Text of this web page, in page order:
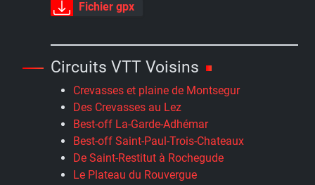
Fichier gpx
Circuits VTT Voisins
Crevasses et plaine de Montsegur
Des Crevasses au Lez
Best-off La-Garde-Adhémar
Best-off Saint-Paul-Trois-Chateaux
De Saint-Restitut à Rochegude
Le Plateau du Rouvergue